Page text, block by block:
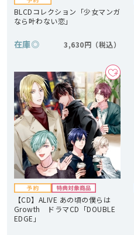
BLCDコレクション「少女マンガ
なら叶わない恋」
在庫◎ 3,630円
【CD】ALIVE あの頃の僕らは
Growth ドラマCD「DOUBLE
EDGE」